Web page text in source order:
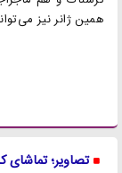
همین ژانر نیز
تصاویر؛